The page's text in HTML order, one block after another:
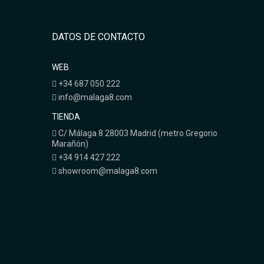
DATOS DE CONTACTO
WEB
+34 687 050 222
info@malaga8.com
TIENDA
C/ Málaga 8 28003 Madrid (metro Gregorio
Marañón)
+34 914 427 222
showroom@malaga8.com